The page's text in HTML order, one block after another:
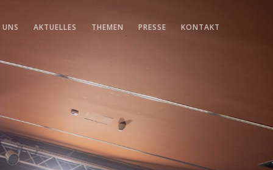
UNS AKTUELLES THEMEN PRESSE KONTAKT